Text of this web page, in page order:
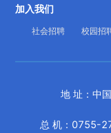
加入我们
社会招聘 校园招
地 址 ： 中
总 机： 0755-